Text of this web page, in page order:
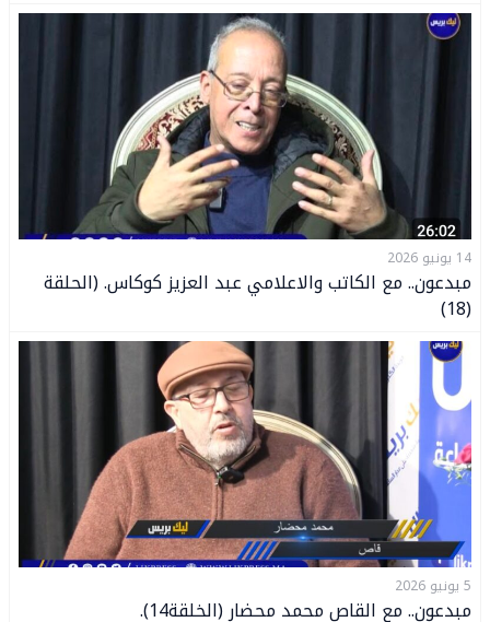
14 يونيو 2026
مبدعون.. مع الكاتب والاعلامي عبد العزيز كوكاس. (الحلقة
(18)
5 يونيو 2026
مبدعون.. مع القاص محمد محضار (الخلقة14).